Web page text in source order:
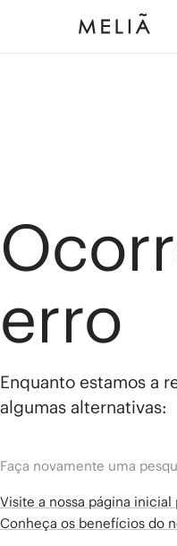
erro
Enquanto estamos a
algumas alternativas:
Faça novamente uma
Visite a nossa página
Conheça os benefícios do